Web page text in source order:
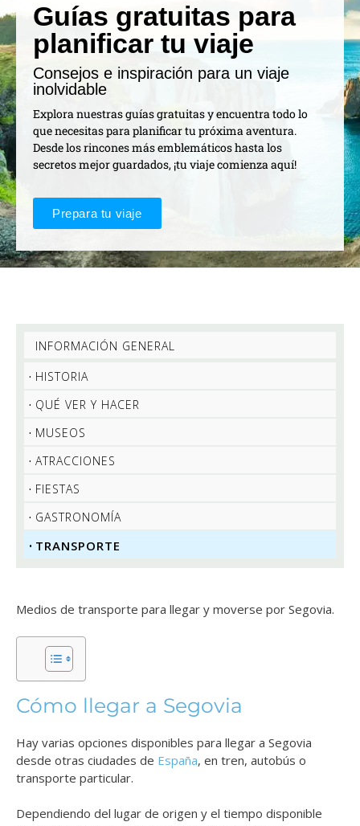
Guías gratuitas para
planificar tu viaje
Consejos e inspiración para un viaje
inolvidable
Explora nuestras guías gratuitas y encuentra todo lo
que necesitas para planificar tu próxima aventura.
Desde los rincones más emblemáticos hasta los
secretos mejor guardados, ¡tu viaje comienza aquí!
Prepara tu viaje
INFORMACIÓN GENERAL
HISTORIA
QUÉ VER Y HACER
MUSEOS
ATRACCIONES
FIESTAS
GASTRONOMÍA
TRANSPORTE
Medios de transporte para llegar y moverse por Segovia.
Cómo llegar a Segovia
Hay varias opciones disponibles para llegar a Segovia
desde otras ciudades de España, en tren, autobús o
transporte particular.
Dependiendo del lugar de origen y el tiempo disponible